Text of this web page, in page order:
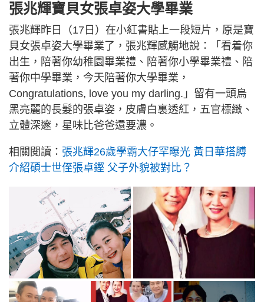
張兆輝寶貝女張卓姿大學畢業
張兆輝昨日（17日）在小紅書貼上一段短片，原是寶
貝女張卓姿大學畢業了，張兆輝感觸地說：「看着你
出生，陪著你幼稚園畢業禮、陪著你小學畢業禮、陪
著你中學畢業，今天陪著你大學畢業，
Congratulations, love you my darling.」留有一頭烏
黑亮麗的長髮的張卓姿，皮膚白裏透紅，五官標緻、
立體深邃，星味比爸爸還要濃。
相關閱讀： 張兆輝26歲學霸大仔罕曝光 黃日華搭膊
介紹碩士世侄張卓鏗 父子外貌被對比？